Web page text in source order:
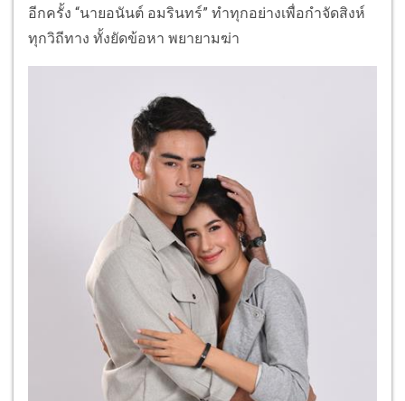
อีกครั้ง “นายอนันต์ อมรินทร์” ทำทุกอย่างเพื่อกำจัดสิงห์
ทุกวิถีทาง ทั้งยัดข้อหา พยายามฆ่า